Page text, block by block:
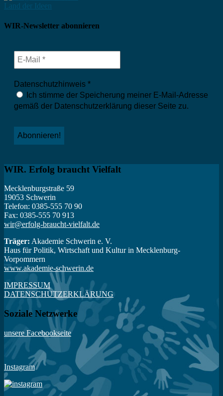
WIR-Newsletter abonnieren
Datenschutzhinweis *
Ich stimme der Speicherung meiner E-Mail-Adresse
gemäß der Datenschutzerklärung dieser Seite zu.
WIR. Erfolg braucht Vielfalt
Mecklenburgstraße 59
19053 Schwerin
Telefon: 0385-555 70 90
Fax: 0385-555 70 913
wir@erfolg-braucht-vielfalt.de
Träger: Akademie Schwerin e. V.
Haus für Politik, Wirtschaft und Kultur in Mecklenburg-
Vorpommern
www.akademie-schwerin.de
IMPRESSUM
DATENSCHUTZERKLÄRUNG
Soziale Netzwerke
unsere Facebookseite
Instagram